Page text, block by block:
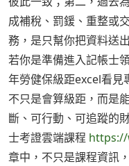
成補稅、罰鍰、重整或
務，是只幫你把資料送
若你是準備進入記帳士
年勞健保級距excel看見
不只是會算級距，而是
斷、可行動、可追蹤的
士考證雲端課程 https://
章中，不只是課程資訊